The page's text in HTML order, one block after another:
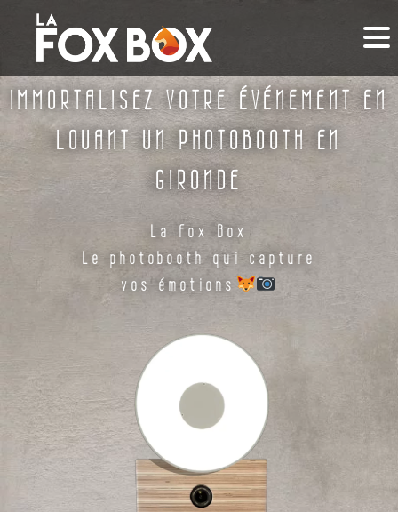
IMMORTALISEZ VOTRE ÉVÉNEMENT EN
LOUANT UN PHOTOBOOTH EN
GIRONDE
La Fox Box
Le photobooth qui capture
vos émotions